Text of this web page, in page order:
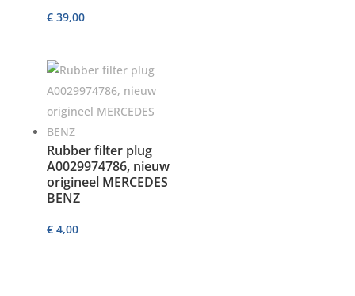
€39,00
Rubber filter plug
A0029974786, nieuw
origineel MERCEDES
BENZ
€4,00